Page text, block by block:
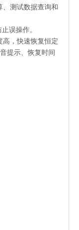
、测试数据查询和
误操作。
，快速恢复恒定
提示、恢复时间